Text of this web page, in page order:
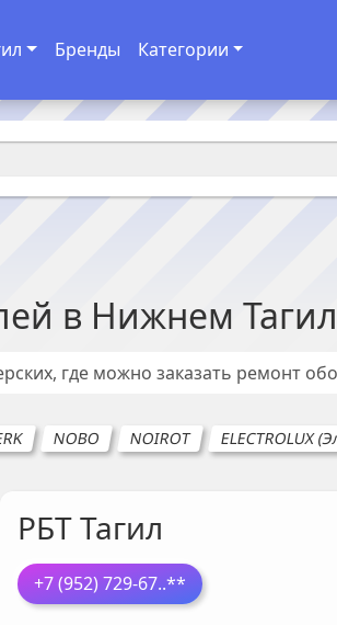
Бренды Категории
в Нижнем
где можно заказать ремонт
NOBO NOIROT ELECTROLUX
РБТ Тагил
+7 (952) 729-67..**